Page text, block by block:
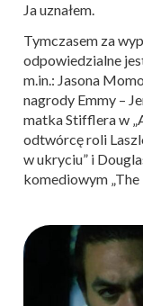
Ja uznałem.
Tymczasem za
odpowiedzialne
m.in.: Jasona
nagrody Emmy –
matka Stifflera w
odtwórcę roli
w ukryciu” i
komediowym „The